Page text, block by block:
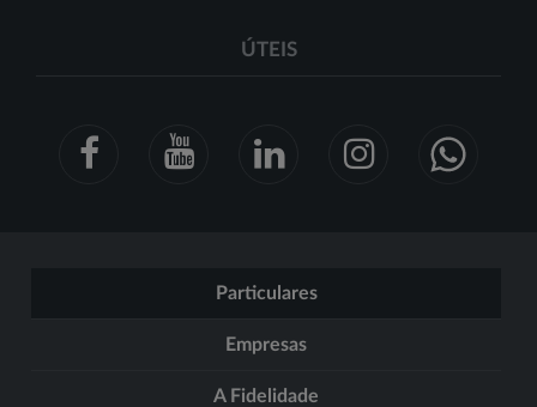
ÚTEIS
Particulares
Empresas
A Fidelidade